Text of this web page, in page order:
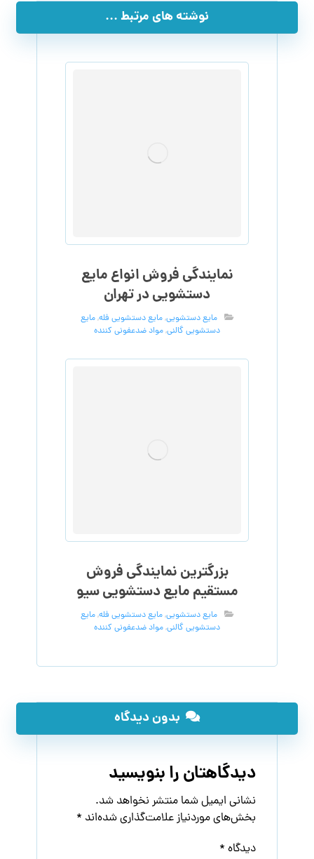
نوشته های مرتبط ...
نمایندگی فروش انواع مایع
دستشویی در تهران
مایع دستشویی,مایع دستشویی فله,مایع
دستشویی گالنی,مواد ضدعفونی کننده
بزرگترین نمایندگی فروش
مستقیم مایع دستشویی سیو
مایع دستشویی,مایع دستشویی فله,مایع
دستشویی گالنی,مواد ضدعفونی کننده
بدون دیدگاه
دیدگاهتان را بنویسید
نشانی ایمیل شما منتشر نخواهد شد.
بخش‌های موردنیاز علامت‌گذاری شده‌اند *
دیدگاه *